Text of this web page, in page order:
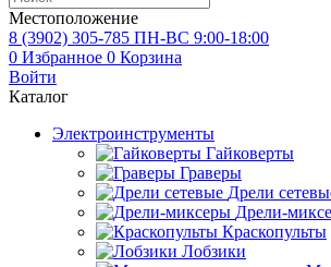
Местоположение
8 (3902) 305-785 ПН-ВС 9:00-18:00
0 Избранное 0 Корзина
Войти
Каталог
Электроинструменты
Гайковерты
Граверы
Дрели
Дрели-
Краскопульты
Лобзики